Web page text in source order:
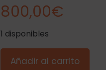
800,00€
1 disponibles
Añadir al carrito